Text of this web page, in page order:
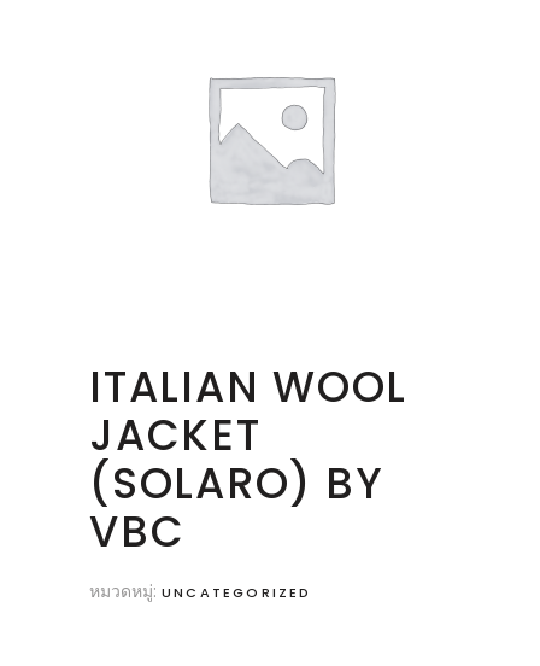
ITALIAN WOOL
JACKET
(SOLARO) BY
VBC
หมวดหมู่: UNCATEGORIZED